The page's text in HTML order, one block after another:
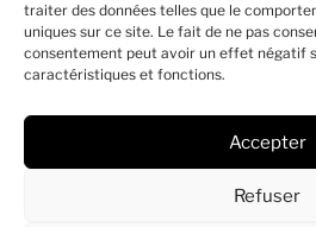
traiter des données telles que le
uniques sur ce site. Le fait de ne pas
consentement peut avoir un effet négatif
caractéristiques et fonctions.
Accepter
Refuser
Politique de cookies
Contact
Copyright © 2024-2026 Cyclo RH